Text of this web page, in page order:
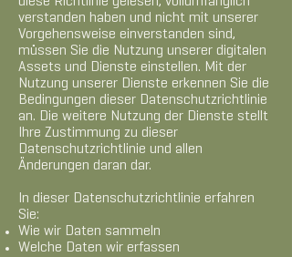
verstanden haben und nicht mit unserer
Vorgehensweise einverstanden sind,
müssen Sie die Nutzung unserer digitalen
Assets und Dienste einstellen. Mit der
Nutzung unserer Dienste erkennen Sie die
Bedingungen dieser Datenschutzrichtlinie
an. Die weitere Nutzung der Dienste stellt
Ihre Zustimmung zu dieser
Datenschutzrichtlinie und allen
Änderungen daran dar.
In dieser Datenschutzrichtlinie erfahren
Sie:
Wie wir Daten sammeln
Welche Daten wir erfassen